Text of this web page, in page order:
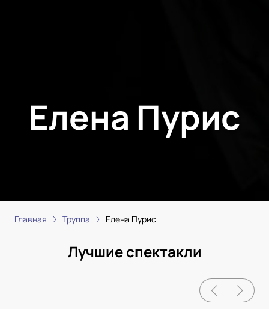
Елена Пурис
Главная Труппа Елена Пурис
Лучшие спектакли